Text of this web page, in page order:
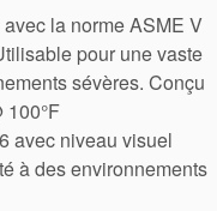
la norme ASME V
pour une vaste
sévères. Conçu
100°F
avec niveau visuel
à des environnements